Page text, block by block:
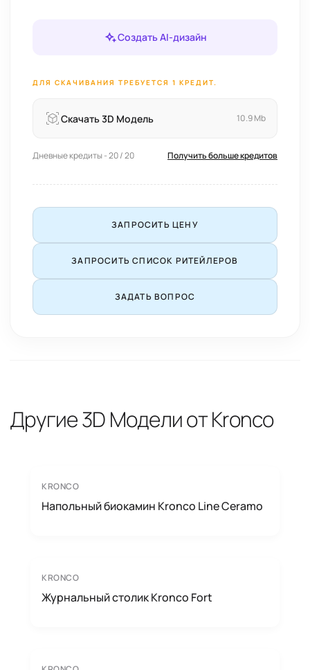
Создать AI-дизайн
ДЛЯ СКАЧИВАНИЯ ТРЕБУЕТСЯ 1 КРЕДИТ.
Скачать 3D Модель 10.9 Mb
Дневные кредиты - 20 / 20 Получить больше кредитов
ЗАПРОСИТЬ ЦЕНУ
ЗАПРОСИТЬ СПИСОК РИТЕЙЛЕРОВ
ЗАДАТЬ ВОПРОС
Другие 3D Модели от Kronco
KRONCO
Напольный биокамин Kronco Line Ceramo
KRONCO
Журнальный столик Kronco Fort